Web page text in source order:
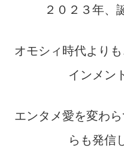
２０２３年、
オモシィ時代より
インメン
エンタメ愛を変わ
らも発信